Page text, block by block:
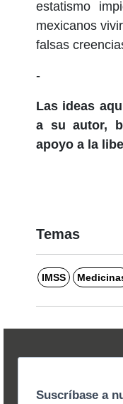
estatismo
mexicanos
falsas
-
Las ideas
a su autor,
apoyo a la
Temas
IMSS